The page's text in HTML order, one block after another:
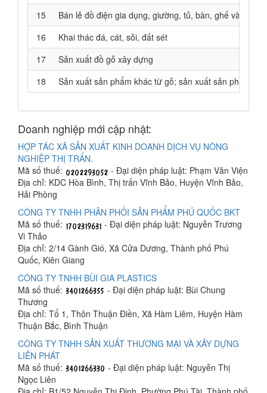
15
Bán lẻ đồ điện gia dụng, giường, tủ, bàn, ghế và đồ
16
Khai thác đá, cát, sỏi, đất sét
17
Sản xuất đồ gỗ xây dựng
18
Sản xuất sản phẩm khác từ gỗ; sản xuất sản phẩm từ
Doanh nghiệp mới cập nhật:
HỢP TÁC XÃ SẢN XUẤT KINH DOANH DỊCH VỤ NÔNG
NGHIỆP THỊ TRẤN.
Mã số thuế:
- Đại diện pháp luật: Phạm Văn Viện
Địa chỉ: KDC Hòa Bình, Thị trấn Vĩnh Bảo, Huyện Vĩnh Bảo,
Hải Phòng
CÔNG TY TNHH PHÂN PHỐI SẢN PHẨM PHÚ QUỐC BKT
Mã số thuế:
- Đại diện pháp luật: Nguyễn Trương
Vi Thảo
Địa chỉ: 2/14 Gành Gió, Xã Cửa Dương, Thành phố Phú
Quốc, Kiên Giang
CÔNG TY TNHH BÙI GIA PLASTICS
Mã số thuế:
- Đại diện pháp luật: Bùi Chung
Thương
Địa chỉ: Tổ 1, Thôn Thuận Điền, Xã Hàm Liêm, Huyện Hàm
Thuận Bắc, Bình Thuận
CÔNG TY TNHH SẢN XUẤT THƯƠNG MẠI VÀ XÂY DỰNG
LIÊN PHÁT
Mã số thuế:
- Đại diện pháp luật: Nguyễn Thị
Ngọc Liên